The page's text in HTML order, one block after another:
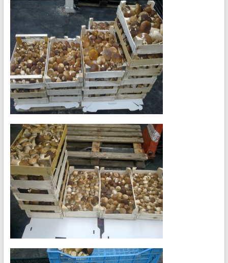
我
们
是
贸
易
林
下：
进
出
口
香
菇
干，
冻），
黑
莓，
小